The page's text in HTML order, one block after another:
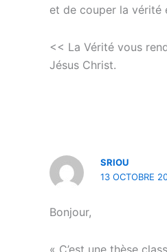
et de couper la vérité
<< La Vérité vous
Jésus Christ.
SRIOU
13 OCTOBRE
Bonjour,